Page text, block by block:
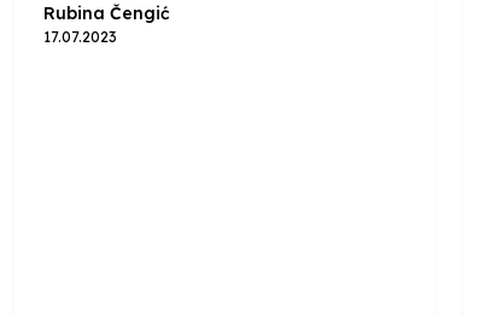
Rubina Čengić
17.07.2023